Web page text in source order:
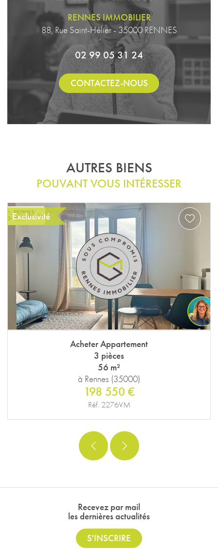
RENNES IMMOBILIER
88, Rue Saint-Hélier - 35000 RENNES
02 99 05 31 24
CONTACTEZ-NOUS
AUTRES BIENS
POUVANT VOUS INTÉRESSER
Exclusivité
Acheter Appartement
3 pièces
56 m²
à Rennes (35000)
198 550 €
Réf. 2276VM
Recevez par mail
les dernières actualités
S'INSCRIRE